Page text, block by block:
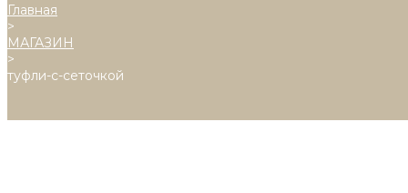
Главная
>
МАГАЗИН
>
туфли-с-сеточкой